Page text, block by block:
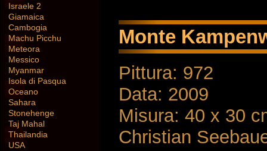
Israele 2
Giamaica
Cambogia
Machu Picchu
Meteora
Messico
Myanmar
Isola di Pasqua
Oceano
Sahara
Stonehenge
Taj Mahal
Thailandia
USA
Monte
Pittura: 972
Data: 2009
Misura: 40 x 30
Christian